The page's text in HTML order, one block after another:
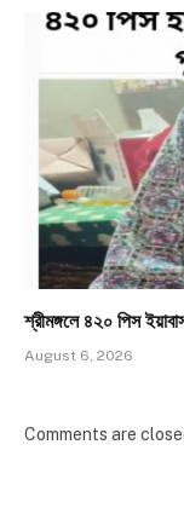
শ্রীমঙ্গলে ৪২০ পিস
August 6, 2026
Comments are